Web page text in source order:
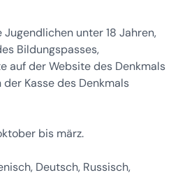
unter 18 Jahren,
Bildungspasses,
auf der Website des Denkmals
Kasse des Denkmals
bis märz.
Deutsch, Russisch,